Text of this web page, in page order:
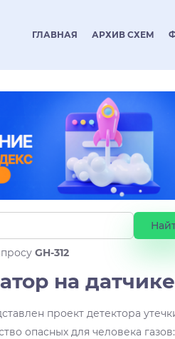
ГЛАВНАЯ АРХИВ СХЕМ
GH-312
на датчике
проект детектора
опасных для человека